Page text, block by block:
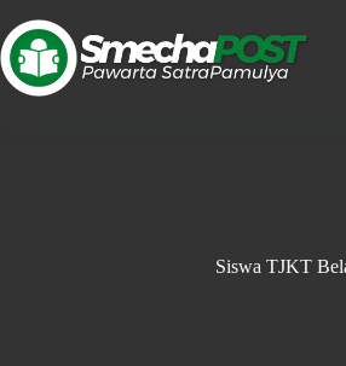
Siswa TJKT